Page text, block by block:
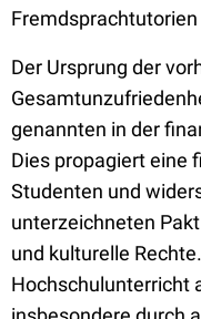
Der Ursprung der
genannten in der
Dies propagiert eine
Studenten und
unterzeichneten
und kulturelle
Hochschulunterricht